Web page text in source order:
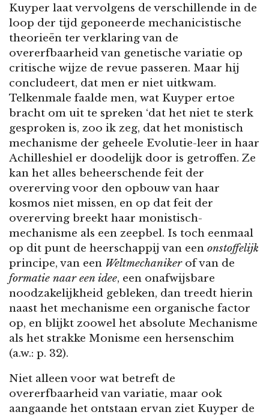
Kuyper laat vervolgens de verschillende in de
loop der tijd geponeerde mechanicistische
theorieën ter verklaring van de
overerfbaarheid van genetische variatie op
critische wijze de revue passeren. Maar hij
concludeert, dat men er niet uitkwam.
Telkenmale faalde men, wat Kuyper ertoe
bracht om uit te spreken ‘dat het niet te sterk
gesproken is, zoo ik zeg, dat het monistisch
mechanisme der geheele Evolutie-leer in haar
Achilleshiel er doodelijk door is getroffen. Ze
kan het alles beheerschende feit der
overerving voor den opbouw van haar
kosmos niet missen, en op dat feit der
overerving breekt haar monistisch-
mechanisme als een zeepbel. Is toch eenmaal
op dit punt de heerschappij van een onstoffelijk
principe, van een Weltmechanikerof van de
formatie naar een idee, een onafwijsbare
noodzakelijkheid gebleken, dan treedt hierin
naast het mechanisme een organische factor
op, en blijkt zoowel het absolute Mechanisme
als het strakke Monisme een hersenschim
(a.w.: p. 32).
Niet alleen voor wat betreft de
overerfbaarheid van variatie, maar ook
aangaande het ontstaan ervan ziet Kuyper de